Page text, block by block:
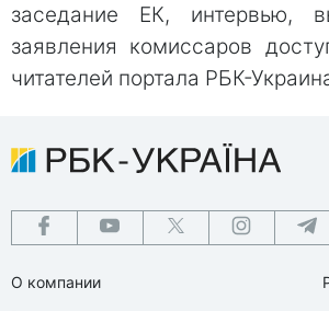
заседание ЕК, интервью,
заявления комиссаров
читателей портала РБК-
О компании